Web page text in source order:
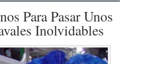
Para Pasar Unos
Inolvidables